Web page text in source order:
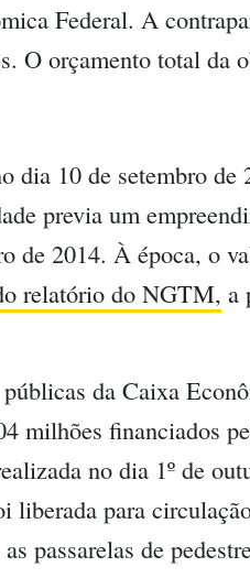
Federal. A
O orçamento total da
dia 10 de setembro
previa um
de 2014. À época, o
relatório do NGTM, a
da Caixa
milhões financiados
no dia 1º de
para
passarelas de